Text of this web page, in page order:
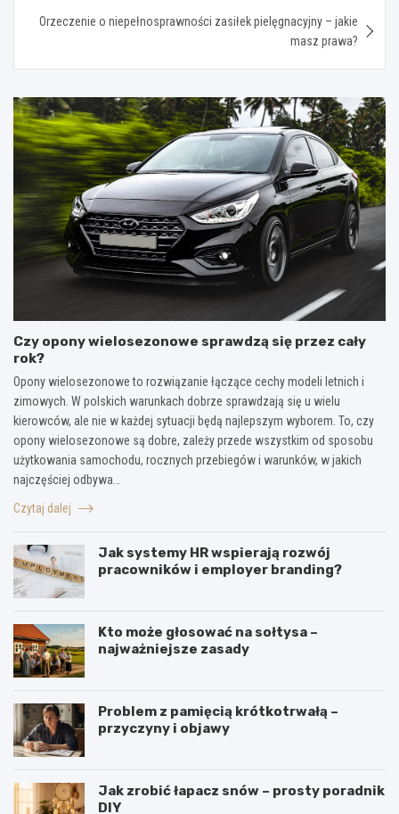
Orzeczenie o niepełnosprawności zasiłek pielęgnacyjny – jakie
masz prawa?
Czy opony wielosezonowe sprawdzą się przez cały
rok?
Opony wielosezonowe to rozwiązanie łączące cechy modeli letnich i
zimowych. W polskich warunkach dobrze sprawdzają się u wielu
kierowców, ale nie w każdej sytuacji będą najlepszym wyborem. To, czy
opony wielosezonowe są dobre, zależy przede wszystkim od sposobu
użytkowania samochodu, rocznych przebiegów i warunków, w jakich
najczęściej odbywa…
Czytaj dalej
Jak systemy HR wspierają rozwój
pracowników i employer branding?
Kto może głosować na sołtysa –
najważniejsze zasady
Problem z pamięcią krótkotrwałą –
przyczyny i objawy
Jak zrobić łapacz snów – prosty poradnik
DIY